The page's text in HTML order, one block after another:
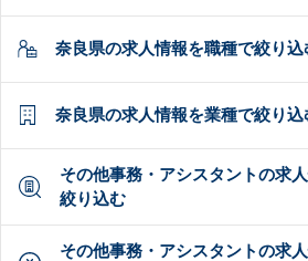
奈良県の求人情報を職種で絞り込
奈良県の求人情報を業種で絞り込
その他事務・アシスタントの求
絞り込む
その他事務・アシスタントの求